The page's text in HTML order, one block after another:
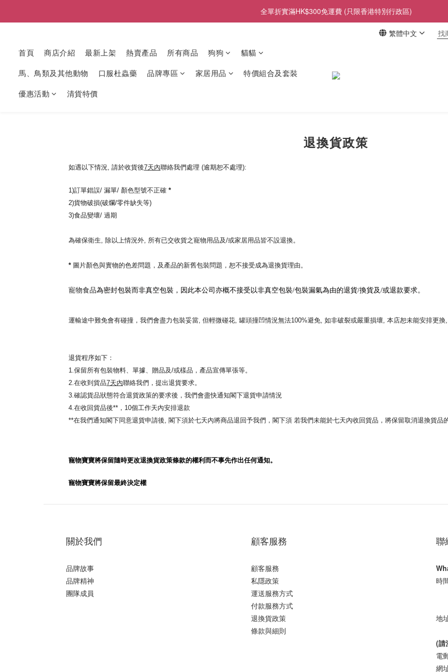
全單折實滿HK$300免運費 (只限香港特別行政區)
繁體中文
首頁 商店介紹 最新上架 熱賣產品 所有商品 狗狗
貓貓
馬、鳥類及其他動物
口服杜蟲藥 品牌專區 家居用品
特價組合及套裝
優惠活動
清貨特價
退換貨政策
如遇以下情況, 請於收貨後7天內聯絡我們處理 (逾期恕不處理):
1)訂單錯誤/ 漏單/ 顏色型號不正確 *
2)貨物破損(破爛/零件缺失等)
3)食品變壞/ 過期
為確保衛生, 除以上情況外, 所有已交收貨之寵物用品及/或家居用品皆不設退換。
* 圖片顏色與實物的色差問題，及產品的新舊包裝問題，恕不接受成為退換貨理由。
寵物食品為密封包裝而非真空包裝，因此本公司亦概不接受以非真空包裝/包裝漏氣為由的退貨/換貨及/或退款要求。
運輸途中難免會有碰撞，我們會盡力包裝妥當, 但輕微碰花, 罐頭撞凹情況無法100%避免, 如非破裂或嚴重損壞, 本店恕未能安排更換,
退貨程序如下：
1.保留所有包裝物料、單據、贈品及/或樣品，產品宣傳單張等。
2.在收到貨品7天內聯絡我們，提出退貨要求。
3.確認貨品狀態符合退貨政策的要求後，我們會盡快通知閣下退貨申請情況
4.在收回貨品後** ，10個工作天內安排退款
**在我們通知閣下同意退貨申請後, 閣下須於七天內將商品退回予我們，閣下須 若我們未能於七天內收回貨品，將保留取消退換貨品
寵物寶寶將保留隨時更改退換貨政策條款的權利而不事先作出任何通知。
寵物寶寶將保留最終決定權
關於我們
品牌故事
品牌精神
團隊成員
顧客服務
顧客服務
私隱政策
運送服務方式
付款服務方式
退換貨政策
條款與細則
聯
時
地
(請
電
網